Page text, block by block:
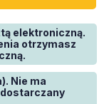
elektroniczną.
otrzymasz
Nie ma